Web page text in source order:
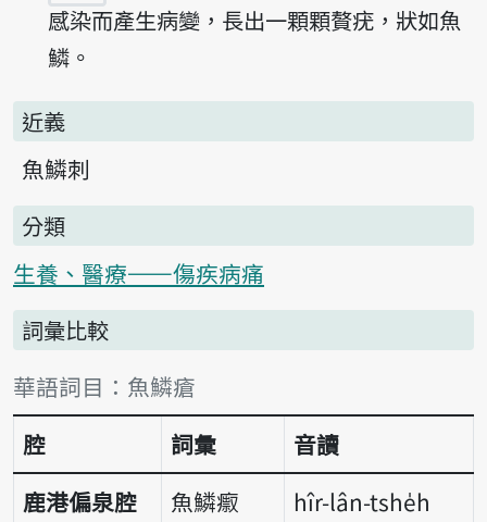
感染而產生病變，長出一顆顆贅疣，狀如魚
鱗。
近義
魚鱗刺
分類
生養、醫療——傷疾病痛
詞彙比較
詞彙比較表
華語詞目：魚鱗瘡
腔
詞彙
音讀
鹿港偏泉腔
魚鱗𤺅
hîr-lân-tshe̍h